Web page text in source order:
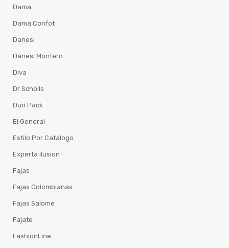
Dama
Dama Confot
Danesi
Danesi Montero
Diva
Dr Scholls
Duo Pack
El General
Estilo Por Catalogo
Experta ilusion
Fajas
Fajas Colombianas
Fajas Salome
Fajate
FashionLine